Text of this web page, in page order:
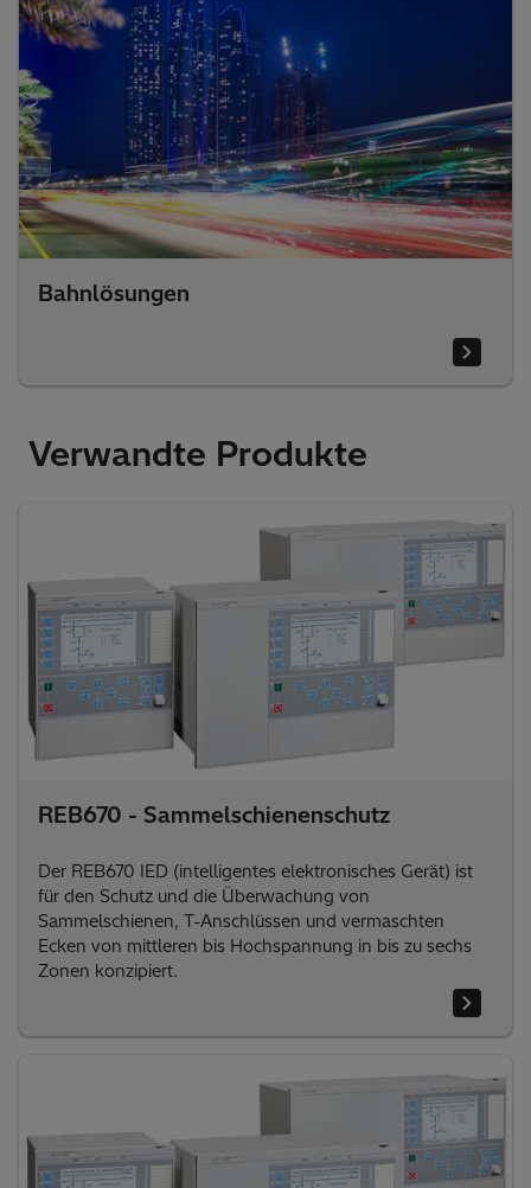
Bahnlösungen
Verwandte Produkte
REB670 - Sammelschienenschutz
Der REB670 IED (intelligentes elektronisches Gerät) ist
für den Schutz und die Überwachung von
Sammelschienen, T-Anschlüssen und vermaschten
Ecken von mittleren bis Hochspannung in bis zu sechs
Zonen konzipiert.